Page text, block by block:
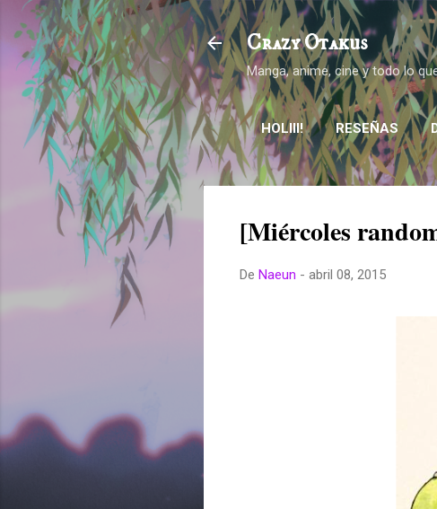
Crazy Otakus
Manga, anime, cine y todo lo
HOLIII! RESEÑAS
[Miércoles
De Naeun - abril 08, 2015